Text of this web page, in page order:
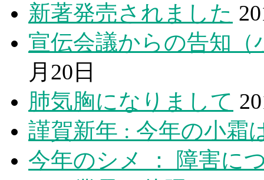
新著発売されました
宣伝会議からの告知
月20日
肺気胸になりまして
謹賀新年 : 今年の小霜
今年のシメ ： 障害に